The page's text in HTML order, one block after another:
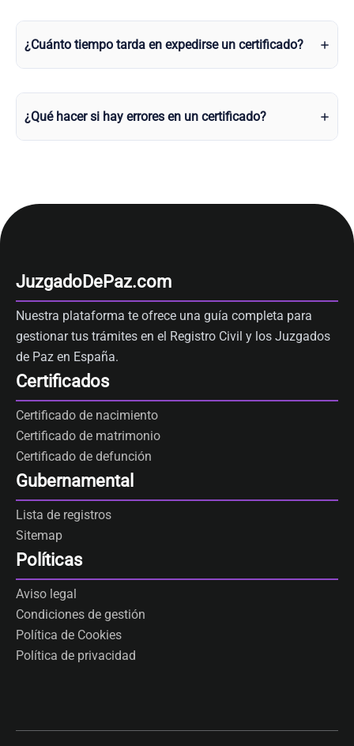
¿Cuánto tiempo tarda en expedirse un certificado?
¿Qué hacer si hay errores en un certificado?
JuzgadoDePaz.com
Nuestra plataforma te ofrece una guía completa para
gestionar tus trámites en el Registro Civil y los Juzgados
de Paz en España.
Certificados
Certificado de nacimiento
Certificado de matrimonio
Certificado de defunción
Gubernamental
Lista de registros
Sitemap
Políticas
Aviso legal
Condiciones de gestión
Política de Cookies
Política de privacidad